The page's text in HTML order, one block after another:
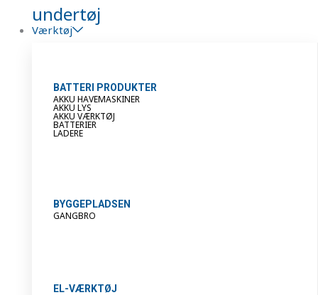
undertøj
Værktøj
BATTERI PRODUKTER
AKKU HAVEMASKINER
AKKU LYS
AKKU VÆRKTØJ
BATTERIER
LADERE
BYGGEPLADSEN
GANGBRO
EL-VÆRKTØJ